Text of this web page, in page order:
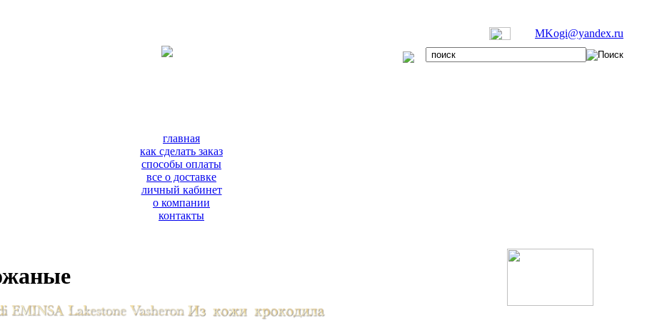
MKogi@yandex.ru
главная
как сделать заказ
способы оплаты
все о доставке
личный кабинет
о компании
контакты